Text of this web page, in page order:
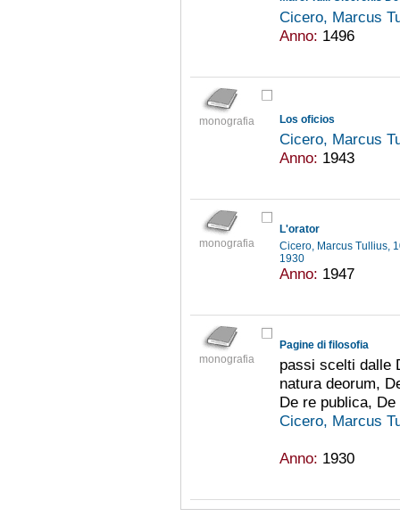
Cicero, Marcus
Anno: 1496
monografia Los oficios
Cicero, Marcus
Anno: 1943
monografia
L'orator
Cicero, Marcus Tullius,
1930
Anno: 1947
monografia
Pagine di filosofia
passi scelti dalle
natura deorum,
De re publica, De
Cicero, Marcus
Anno: 1930